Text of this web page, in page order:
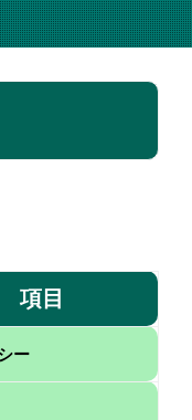
項目
ー